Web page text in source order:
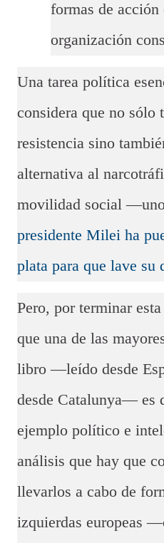
formas de
organización
Una tarea política
considera que no sólo
resistencia sino
alternativa al
movilidad social
presidente Milei ha
plata para que lave su
Pero, por terminar
que una de las
libro —leído desde
desde Catalunya— es
ejemplo político e
análisis que hay que
llevarlos a cabo de
izquierdas europeas